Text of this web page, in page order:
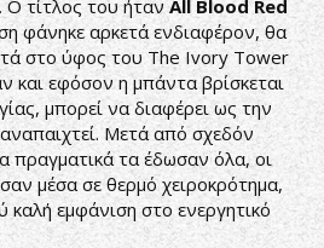
Ο τίτλος του ήτανAll Blood Red
φάνηκε αρκετά ενδιαφέρον, θα
στο ύφος του The Ivory Tower
και εφόσον η μπάντα βρίσκεται
μπορεί να διαφέρει ως την
Μετά από σχεδόν
πραγματικά τα έδωσαν όλα, οι
μέσα σε θερμό χειροκρότημα,
εμφάνιση στο ενεργητικό